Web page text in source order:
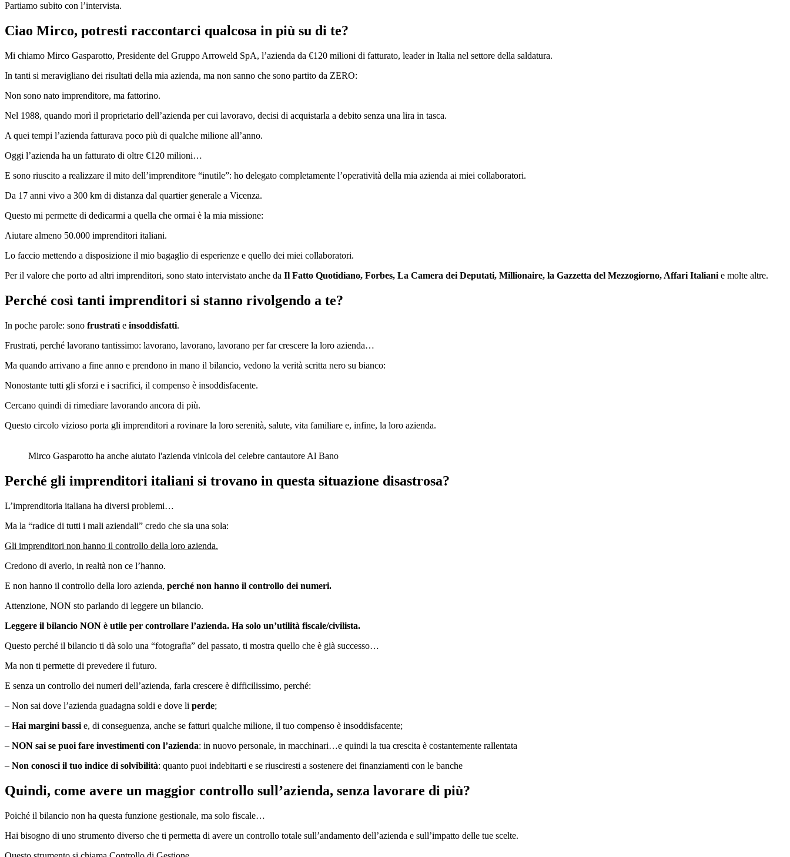
Partiamo subito con l’intervista.
Ciao Mirco, potresti raccontarci qualcosa in più su di te?
Mi chiamo Mirco Gasparotto, Presidente del Gruppo Arroweld SpA, l’azienda da €120 milioni di fatturato, leader in Italia nel settore della saldatura.
In tanti si meravigliano dei risultati della mia azienda, ma non sanno che sono partito da ZERO:
Non sono nato imprenditore, ma fattorino.
Nel 1988, quando morì il proprietario dell’azienda per cui lavoravo, decisi di acquistarla a debito senza una lira in tasca.
A quei tempi l’azienda fatturava poco più di qualche milione all’anno.
Oggi l’azienda ha un fatturato di oltre €120 milioni…
E sono riuscito a realizzare il mito dell’imprenditore “inutile”: ho delegato completamente l’operatività della mia azienda ai miei collaboratori.
Da 17 anni vivo a 300 km di distanza dal quartier generale a Vicenza.
Questo mi permette di dedicarmi a quella che ormai è la mia missione:
Aiutare almeno 50.000 imprenditori italiani.
Lo faccio mettendo a disposizione il mio bagaglio di esperienze e quello dei miei collaboratori.
Per il valore che porto ad altri imprenditori, sono stato intervistato anche da Il Fatto Quotidiano, Forbes, La Camera dei Deputati, Millionaire, la Gazzetta del Mezzogiorno, Affari Italiani e molte altre.
Perché così tanti imprenditori si stanno rivolgendo a te?
In poche parole: sono frustrati e insoddisfatti.
Frustrati, perché lavorano tantissimo: lavorano, lavorano, lavorano per far crescere la loro azienda…
Ma quando arrivano a fine anno e prendono in mano il bilancio, vedono la verità scritta nero su bianco:
Nonostante tutti gli sforzi e i sacrifici, il compenso è insoddisfacente.
Cercano quindi di rimediare lavorando ancora di più.
Questo circolo vizioso porta gli imprenditori a rovinare la loro serenità, salute, vita familiare e, infine, la loro azienda.
Mirco Gasparotto ha anche aiutato l'azienda vinicola del celebre cantautore Al Bano
Perché gli imprenditori italiani si trovano in questa situazione disastrosa?
L’imprenditoria italiana ha diversi problemi…
Ma la “radice di tutti i mali aziendali” credo che sia una sola:
Gli imprenditori non hanno il controllo della loro azienda.
Credono di averlo, in realtà non ce l’hanno.
E non hanno il controllo della loro azienda, perché non hanno il controllo dei numeri.
Attenzione, NON sto parlando di leggere un bilancio.
Leggere il bilancio NON è utile per controllare l’azienda. Ha solo un’utilità fiscale/civilista.
Questo perché il bilancio ti dà solo una “fotografia” del passato, ti mostra quello che è già successo…
Ma non ti permette di prevedere il futuro.
E senza un controllo dei numeri dell’azienda, farla crescere è difficilissimo, perché:
– Non sai dove l’azienda guadagna soldi e dove li perde;
– Hai margini bassi e, di conseguenza, anche se fatturi qualche milione, il tuo compenso è insoddisfacente;
– NON sai se puoi fare investimenti con l’azienda: in nuovo personale, in macchinari…e quindi la tua crescita è costantemente rallentata
– Non conosci il tuo indice di solvibilità: quanto puoi indebitarti e se riusciresti a sostenere dei finanziamenti con le banche
Quindi, come avere un maggior controllo sull’azienda, senza lavorare di più?
Poiché il bilancio non ha questa funzione gestionale, ma solo fiscale…
Hai bisogno di uno strumento diverso che ti permetta di avere un controllo totale sull’andamento dell’azienda e sull’impatto delle tue scelte.